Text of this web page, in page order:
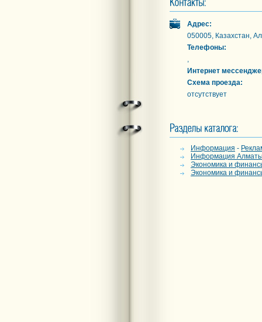
Адрес:
050005, Казахстан,
Телефоны:
,
Интернет
Схема проезда:
отсутствует
Информация -
Информация
Экономика и
Экономика и